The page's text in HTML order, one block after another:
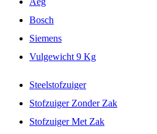
Bosch
Siemens
Vulgewicht 9 Kg
Steelstofzuiger
Stofzuiger Zonder Zak
Stofzuiger Met Zak